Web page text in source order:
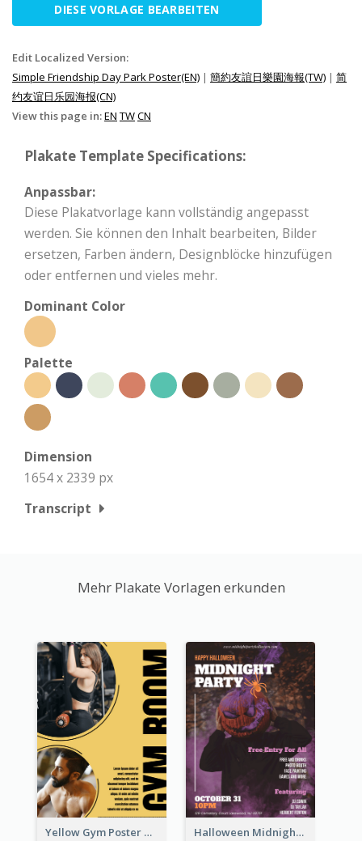
DIESE VORLAGE BEARBEITEN
Edit Localized Version:
Simple Friendship Day Park Poster(EN) | 簡約友誼日樂園海報(TW) | 简
约友谊日乐园海报(CN)
View this page in:EN TWCN
Plakate Template Specifications:
Anpassbar:
Diese Plakatvorlage kann vollständig angepasst
werden. Sie können den Inhalt bearbeiten, Bilder
ersetzen, Farben ändern, Designblöcke hinzufügen
oder entfernen und vieles mehr.
Dominant Color
Palette
Dimension
1654 x 2339 px
Transcript
Mehr Plakate Vorlagen erkunden
Yellow Gym Poster With Photos Halloween Midnight Party Poster